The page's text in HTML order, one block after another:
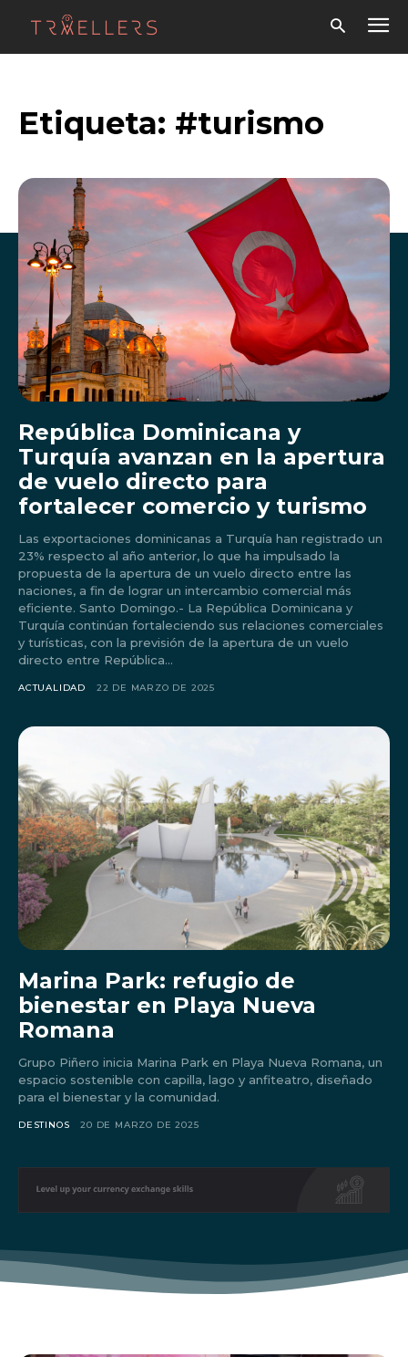
Etiqueta: #turismo
República Dominicana y
Turquía avanzan en la apertura
de vuelo directo para
fortalecer comercio y turismo
Las exportaciones dominicanas a Turquía han registrado un
23% respecto al año anterior, lo que ha impulsado la
propuesta de la apertura de un vuelo directo entre las
naciones, a fin de lograr un intercambio comercial más
eficiente. Santo Domingo.- La República Dominicana y
Turquía continúan fortaleciendo sus relaciones comerciales
y turísticas, con la previsión de la apertura de un vuelo
directo entre República...
ACTUALIDAD 22 DE MARZO DE 2025
Marina Park: refugio de
bienestar en Playa Nueva
Romana
Grupo Piñero inicia Marina Park en Playa Nueva Romana, un
espacio sostenible con capilla, lago y anfiteatro, diseñado
para el bienestar y la comunidad.
DESTINOS 20 DE MARZO DE 2025